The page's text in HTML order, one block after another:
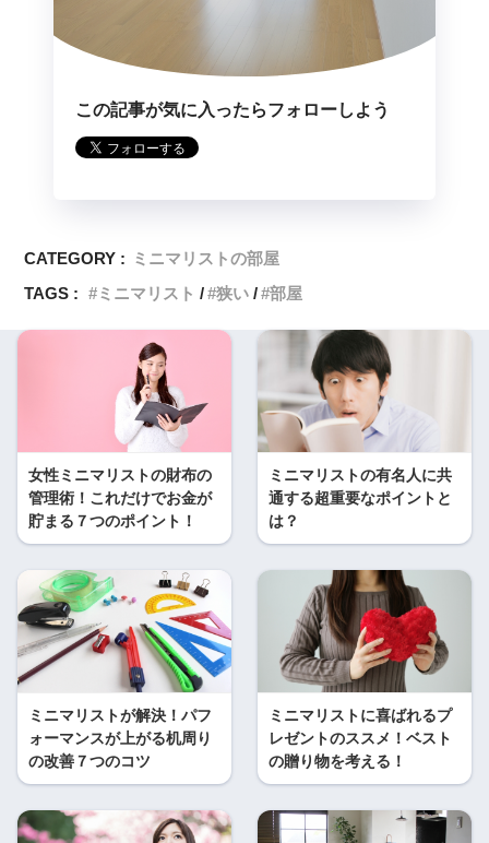
この記事が気に入ったらフォローしよう
CATEGORY : ミニマリストの部屋
TAGS :
ミニマリスト 狭い 部屋
女性ミニマリストの財布の
管理術！これだけでお金が
貯まる７つのポイント！
ミニマリストの有名人に共
通する超重要なポイントと
は？
ミニマリストが解決！パフ
ォーマンスが上がる机周り
の改善７つのコツ
ミニマリストに喜ばれるプ
レゼントのススメ！ベスト
の贈り物を考える！